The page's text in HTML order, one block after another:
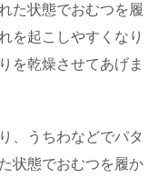
た状態でおむつを履
を起こしやすくなり
を乾燥させてあげま
、うちわなどでパタ
状態でおむつを履か